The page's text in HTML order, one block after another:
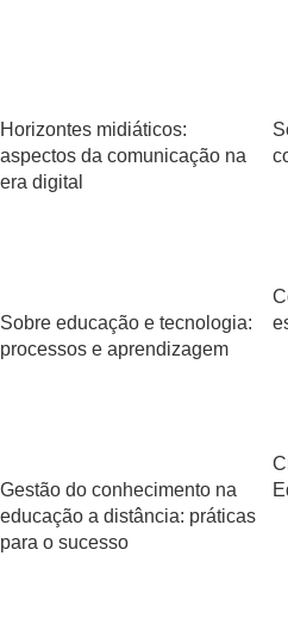
Horizontes midiáticos:
aspectos da comunicação na
era digital
Sobre educação e tecnologia:
processos e aprendizagem
Gestão do conhecimento na
educação a distância: práticas
para o sucesso